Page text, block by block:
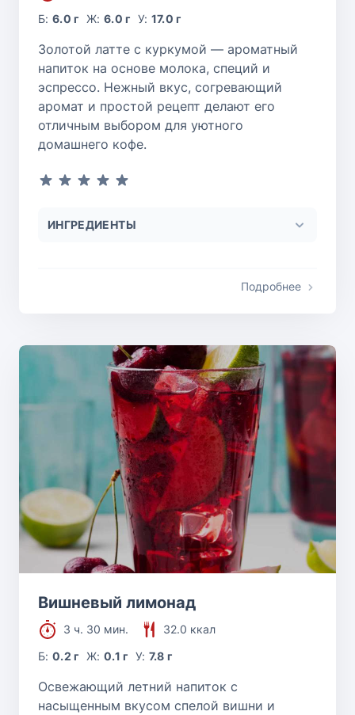
Б:6.0 г Ж: 6.0 г У: 17.0 г
Золотой латте с куркумой — ароматный
напиток на основе молока, специй и
эспрессо. Нежный вкус, согревающий
аромат и простой рецепт делают его
отличным выбором для уютного
домашнего кофе.
ИНГРЕДИЕНТЫ
Подробнее
Вишневый лимонад
3 ч. 30 мин.
32.0 ккал
Б:0.2 г Ж: 0.1 г У: 7.8 г
Освежающий летний напиток с
насыщенным вкусом спелой вишни и